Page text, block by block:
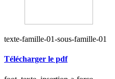
texte-famille-01-sous-famille-01
Télécharger le pdf